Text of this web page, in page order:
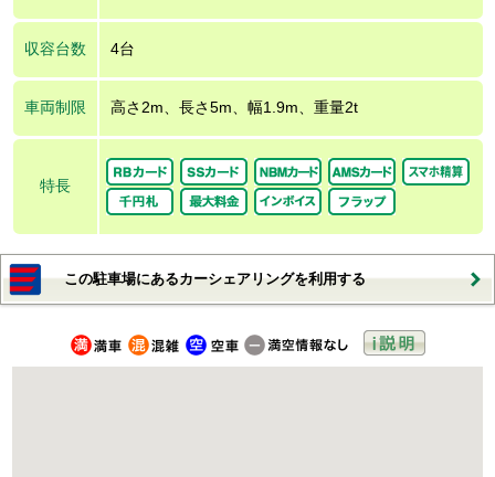
収容台数 4台
車両制限 高さ2m、長さ5m、幅1.9m、重量2t
特長
この駐車場にあるカーシェアリングを利用する